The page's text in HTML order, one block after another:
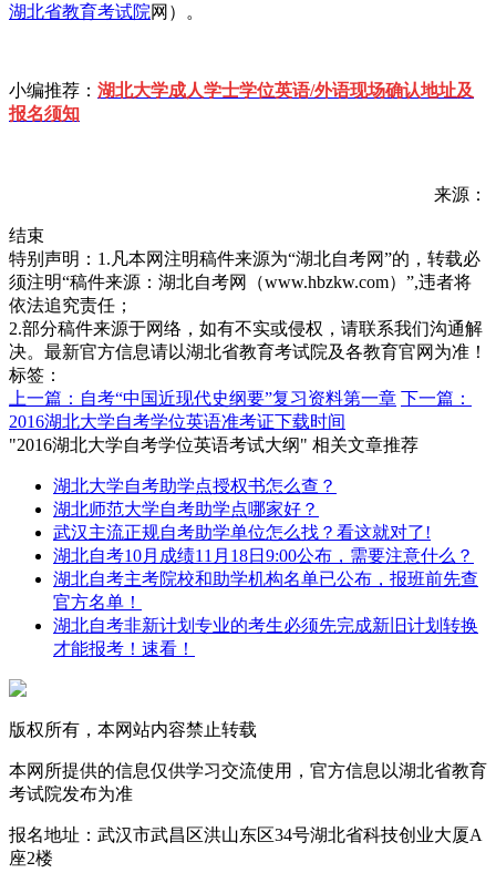
湖北省教育考试院网）。
小编推荐： 湖北大学成人学士学位英语/外语现场确认地址及
报名须知
来源：
结束
特别声明：1.凡本网注明稿件来源为“湖北自考网”的，转载必
须注明“稿件来源：湖北自考网（www.hbzkw.com）”,违者将
依法追究责任；
2.部分稿件来源于网络，如有不实或侵权，请联系我们沟通解
决。最新官方信息请以湖北省教育考试院及各教育官网为准！
标签：
上一篇：自考“中国近现代史纲要”复习资料第一章 下一篇：
2016湖北大学自考学位英语准考证下载时间
"2016湖北大学自考学位英语考试大纲" 相关文章推荐
湖北大学自考助学点授权书怎么查？
湖北师范大学自考助学点哪家好？
武汉主流正规自考助学单位怎么找？看这就对了!
湖北自考10月成绩11月18日9:00公布，需要注意什么？
湖北自考主考院校和助学机构名单已公布，报班前先查
官方名单！
湖北自考非新计划专业的考生必须先完成新旧计划转换
才能报考！速看！
版权所有，本网站内容禁止转载
本网所提供的信息仅供学习交流使用，官方信息以湖北省教育
考试院发布为准
报名地址：武汉市武昌区洪山东区34号湖北省科技创业大厦A
座2楼